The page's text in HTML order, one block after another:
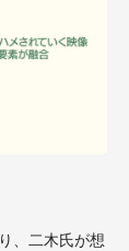
、二木氏が想